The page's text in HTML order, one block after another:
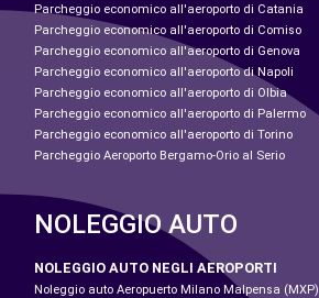
Parcheggio economico all'aeroporto di Catania
Parcheggio economico all'aeroporto di Comiso
Parcheggio economico all'aeroporto di Genova
Parcheggio economico all'aeroporto di Napoli
Parcheggio economico all'aeroporto di Olbia
Parcheggio economico all'aeroporto di Palermo
Parcheggio economico all'aeroporto di Torino
Parcheggio Aeroporto Bergamo-Orio al Serio
NOLEGGIO AUTO
NOLEGGIO AUTO NEGLI AEROPORTI
Noleggio auto Aeropuerto Milano Malpensa (MXP)